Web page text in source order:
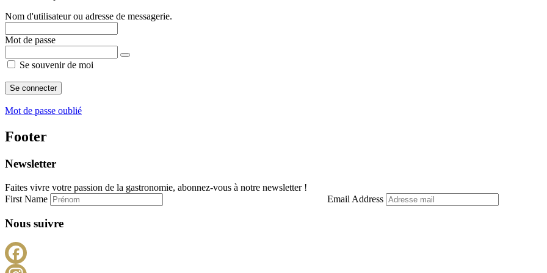
Nom d'utilisateur ou adresse de messagerie.
Mot de passe
Se souvenir de moi
Mot de passe oublié
Footer
Newsletter
Faites vivre votre passion de la gastronomie, abonnez-vous à notre newsletter !
First Name
Email Address
Nous suivre